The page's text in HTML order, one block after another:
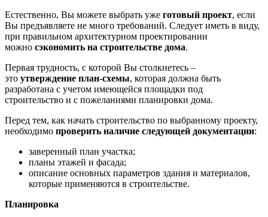
Естественно, Вы можете выбрать уже готовый проект, если
Вы предъявляете не много требований. Следует иметь в виду,
при правильном архитектурном проектировании
можно сэкономить на строительстве дома.
Первая трудность, с которой Вы столкнетесь –
это утверждение план-схемы, которая должна быть
разработана с учетом имеющейся площадки под
строительство и с пожеланиями планировки дома.
Перед тем, как начать строительство по выбранному проекту,
необходимо проверить наличие следующей документации:
заверенный план участка;
планы этажей и фасада;
описание основных параметров здания и материалов,
которые применяются в строительстве.
Планировка